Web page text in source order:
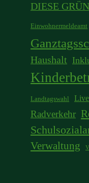
DIESE
Einwohnermeldeamt
Haushalt
Landtagswahl
Radverkehr
Verwaltung